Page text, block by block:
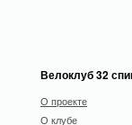
Велоклуб 32
О проекте
О клубе